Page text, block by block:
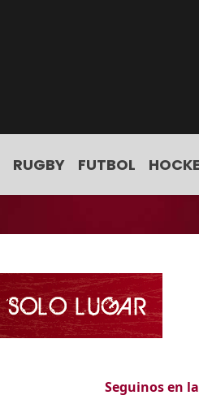
RUGBY FUTBOL
Seguinos en